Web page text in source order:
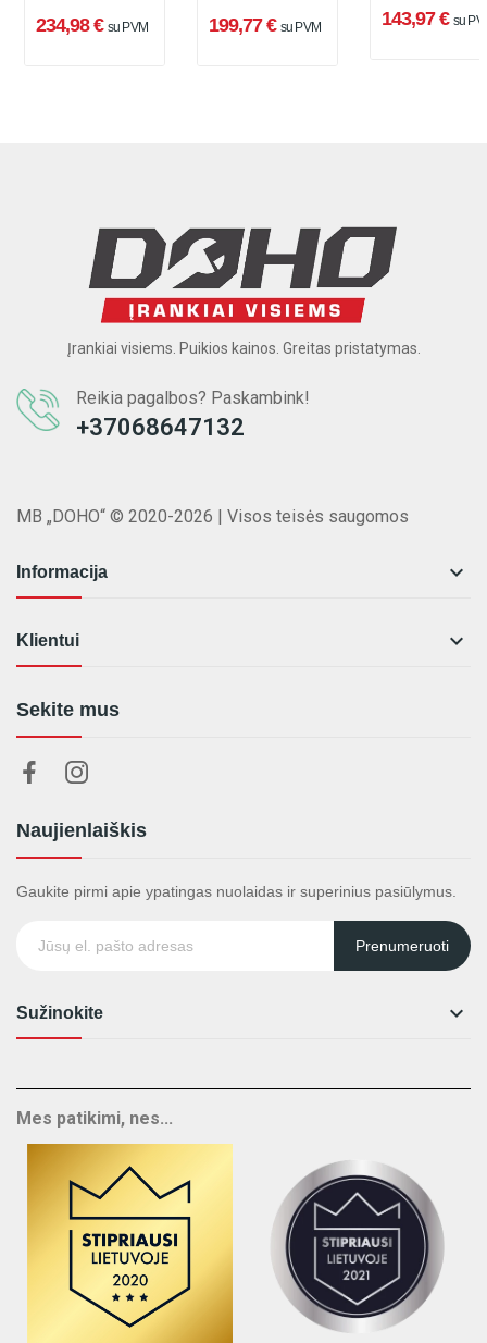
lagaminas + 2
234,98 € su PVM
akumuliatoriaus
199,77 € su PVM 143,97 € su
Įrankiai visiems. Puikios kainos. Greitas pristatymas.
Reikia pagalbos? Paskambink!
+37068647132
MB „DOHO“ © 2020-2026 | Visos teisės saugomos
Informacija 
Klientui 
Sekite mus
Naujienlaiškis
Gaukite pirmi apie ypatingas nuolaidas ir superinius pasiūlymus.
Prenumeruoti
Sužinokite 
Mes patikimi, nes...